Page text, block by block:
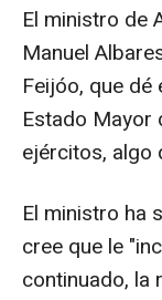
El ministro de
Manuel
Feijóo, que
Estado Mayor
ejércitos, algo
El ministro ha
cree que le
continuado, la